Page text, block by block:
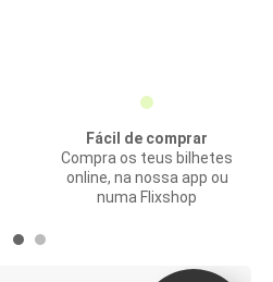
Fácil de comprar
Compra os teus bilhetes
online, na nossa app ou
numa Flixshop